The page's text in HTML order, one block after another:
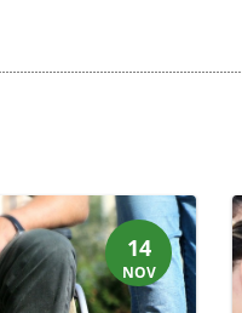
14
NOV